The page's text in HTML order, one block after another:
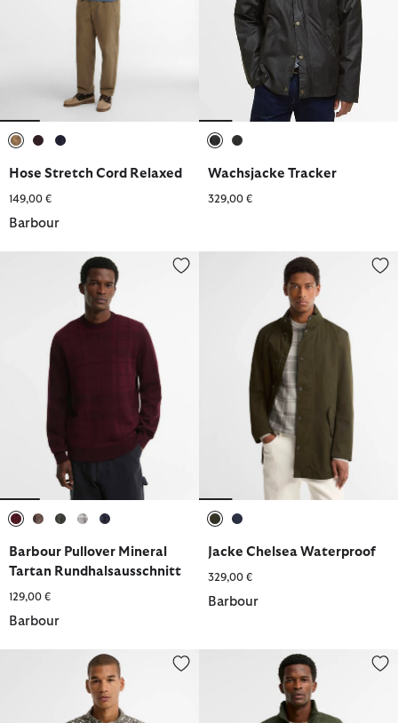
Hose Stretch Cord Relaxed
149,00 €
Barbour
Wachsjacke Tracker
329,00 €
Barbour Pullover Mineral Tartan Rundhalsausschnitt
Barbour Pullover Mineral
Tartan Rundhalsausschnitt
129,00 €
Barbour
Jacke Chelsea Waterproof
Jacke Chelsea Waterproof
329,00 €
Barbour
Kurzarmhemd Orton Printed Tailored